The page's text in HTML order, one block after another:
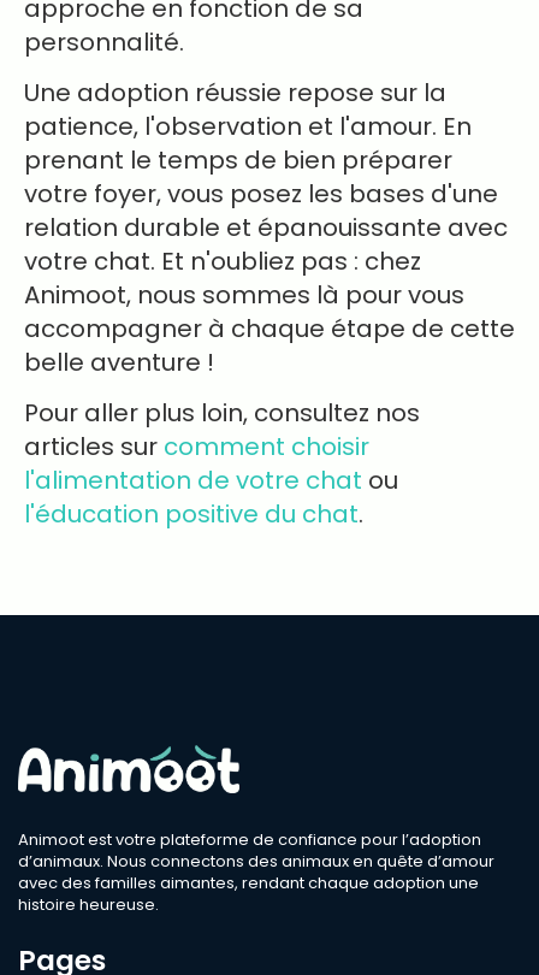
approche en fonction de sa
personnalité.
Une adoption réussie repose sur la
patience, l'observation et l'amour. En
prenant le temps de bien préparer
votre foyer, vous posez les bases d'une
relation durable et épanouissante avec
votre chat. Et n'oubliez pas : chez
Animoot, nous sommes là pour vous
accompagner à chaque étape de cette
belle aventure !
Pour aller plus loin, consultez nos
articles sur comment choisir
l'alimentation de votre chat ou
l'éducation positive du chat.
Animoot est votre plateforme de confiance pour l’adoption
d’animaux. Nous connectons des animaux en quête d’amour
avec des familles aimantes, rendant chaque adoption une
histoire heureuse.
Pages